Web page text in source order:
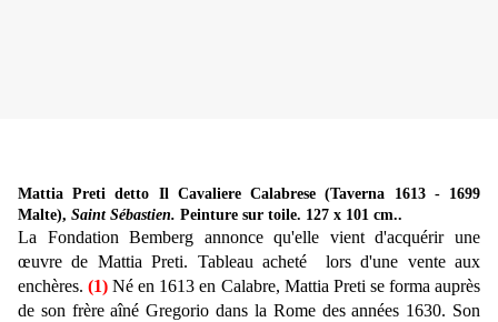
Mattia Preti detto Il Cavaliere Calabrese (Taverna 1613 - 1699
Malte), Saint Sébastien. Peinture sur toile. 127 x 101 cm..
La Fondation Bemberg annonce qu'elle vient d'acquérir une
œuvre de Mattia Preti. Tableau acheté lors d'une vente aux
enchères.(1) Né en 1613 en Calabre, Mattia Preti se forma auprès
de son frère aîné Gregorio dans la Rome des années 1630. Son